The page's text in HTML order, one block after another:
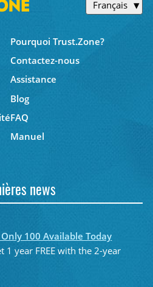
Français
Pourquoi Trust.Zone?
Contactez-nous
Assistance
Blog
FAQ
Manuel
news
Only 100 Available Today
1 year FREE with the 2-year